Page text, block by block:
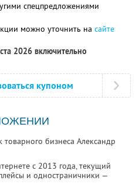
спецпредложениями
можно уточнить на сайте
2026 включительно
купоном
товарного бизнеса Александр
с 2013 года, текущий
и одностраничники —